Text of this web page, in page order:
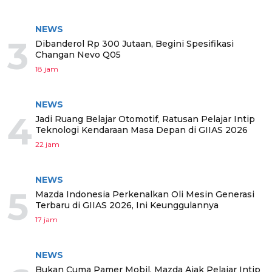
3
NEWS
Dibanderol Rp 300 Jutaan, Begini Spesifikasi
Changan Nevo Q05
18 jam
4
NEWS
Jadi Ruang Belajar Otomotif, Ratusan Pelajar Intip
Teknologi Kendaraan Masa Depan di GIIAS 2026
22 jam
5
NEWS
Mazda Indonesia Perkenalkan Oli Mesin Generasi
Terbaru di GIIAS 2026, Ini Keunggulannya
17 jam
NEWS
Bukan Cuma Pamer Mobil, Mazda Ajak Pelajar Intip